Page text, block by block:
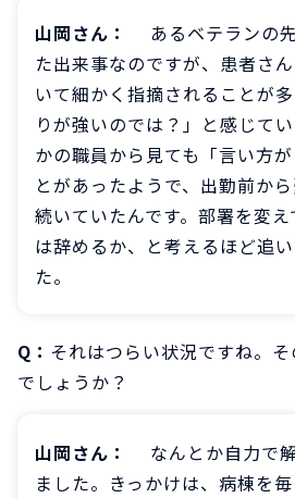
山岡さん：
あるベテランの
た出来事なのですが、患者さ
いて細かく指摘されることが
りが強いのでは？」と感じて
かの職員から見ても「言い方
とがあったようで、出勤前か
続いていたんです。部署を変
は辞めるか、と考えるほど追
た。
Q： それはつらい状況ですね。
でしょうか？
山岡さん：
なんとか自力で
ました。きっかけは、病棟を